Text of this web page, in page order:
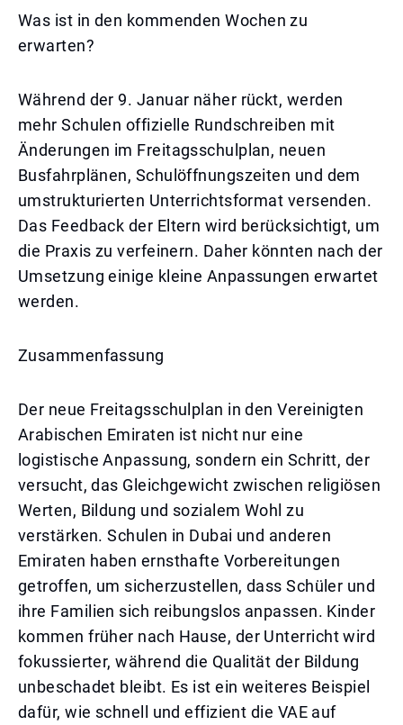
Was ist in den kommenden Wochen zu
erwarten?
Während der 9. Januar näher rückt, werden
mehr Schulen offizielle Rundschreiben mit
Änderungen im Freitagsschulplan, neuen
Busfahrplänen, Schulöffnungszeiten und dem
umstrukturierten Unterrichtsformat versenden.
Das Feedback der Eltern wird berücksichtigt, um
die Praxis zu verfeinern. Daher könnten nach der
Umsetzung einige kleine Anpassungen erwartet
werden.
Zusammenfassung
Der neue Freitagsschulplan in den Vereinigten
Arabischen Emiraten ist nicht nur eine
logistische Anpassung, sondern ein Schritt, der
versucht, das Gleichgewicht zwischen religiösen
Werten, Bildung und sozialem Wohl zu
verstärken. Schulen in Dubai und anderen
Emiraten haben ernsthafte Vorbereitungen
getroffen, um sicherzustellen, dass Schüler und
ihre Familien sich reibungslos anpassen. Kinder
kommen früher nach Hause, der Unterricht wird
fokussierter, während die Qualität der Bildung
unbeschadet bleibt. Es ist ein weiteres Beispiel
dafür, wie schnell und effizient die VAE auf